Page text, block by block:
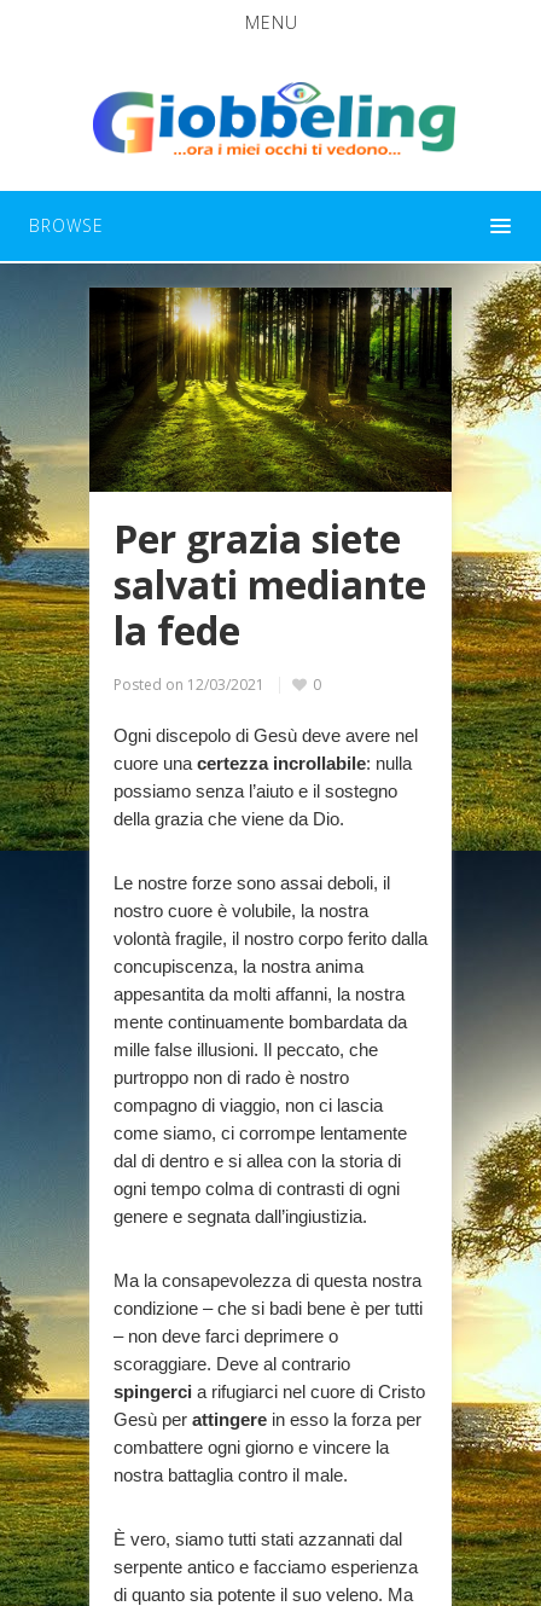
MENU
BROWSE
Per grazia siete
salvati mediante
la fede
Posted on 12/03/2021 0
Ogni discepolo di Gesù deve avere nel
cuore una certezza incrollabile: nulla
possiamo senza l’aiuto e il sostegno
della grazia che viene da Dio.
Le nostre forze sono assai deboli, il
nostro cuore è volubile, la nostra
volontà fragile, il nostro corpo ferito dalla
concupiscenza, la nostra anima
appesantita da molti affanni, la nostra
mente continuamente bombardata da
mille false illusioni. Il peccato, che
purtroppo non di rado è nostro
compagno di viaggio, non ci lascia
come siamo, ci corrompe lentamente
dal di dentro e si allea con la storia di
ogni tempo colma di contrasti di ogni
genere e segnata dall’ingiustizia.
Ma la consapevolezza di questa nostra
condizione – che si badi bene è per tutti
– non deve farci deprimere o
scoraggiare. Deve al contrario
spingerci a rifugiarci nel cuore di Cristo
Gesù per attingere in esso la forza per
combattere ogni giorno e vincere la
nostra battaglia contro il male.
È vero, siamo tutti stati azzannati dal
serpente antico e facciamo esperienza
di quanto sia potente il suo veleno. Ma